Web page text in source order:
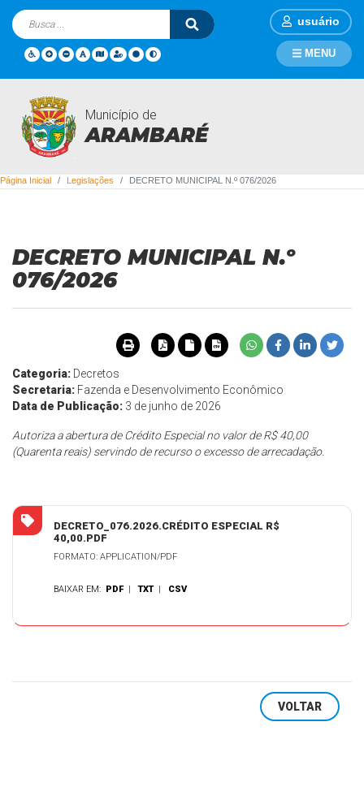
usuário
Município de
ARAMBARÉ
MENU
Legislações
Página Inicial Legislações DECRETO MUNICIPAL N.º 076/2026
DECRETO MUNICIPAL N.º
076/2026
Categoria: Decretos
Secretaria: Fazenda e Desenvolvimento Econômico
Data de Publicação: 3 de junho de 2026
Autoriza a abertura de Crédito Especial no valor de R$ 40,00
(Quarenta reais) servindo de recurso o excesso de arrecadação.
DECRETO_076.2026.CRÉDITO ESPECIAL R$
40,00.PDF
FORMATO: APPLICATION/PDF
BAIXAR EM: PDF |TXT | CSV
VOLTAR